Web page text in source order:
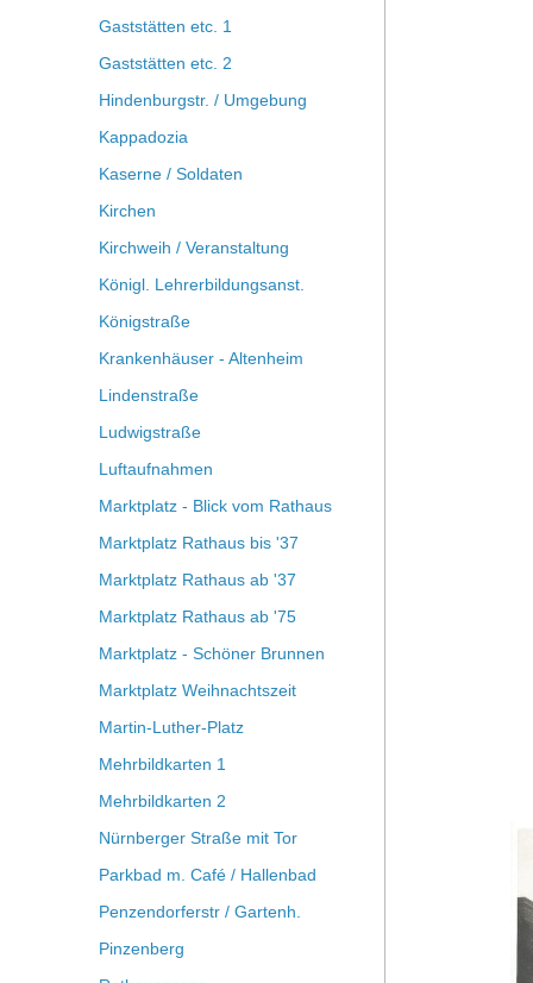
Gaststätten etc. 1
Gaststätten etc. 2
Hindenburgstr. / Umgebung
Kappadozia
Kaserne / Soldaten
Kirchen
Kirchweih / Veranstaltung
Königl. Lehrerbildungsanst.
Königstraße
Krankenhäuser - Altenheim
Lindenstraße
Ludwigstraße
Luftaufnahmen
Marktplatz - Blick vom Rathaus
Marktplatz Rathaus bis '37
Marktplatz Rathaus ab '37
Marktplatz Rathaus ab '75
Marktplatz - Schöner Brunnen
Marktplatz Weihnachtszeit
Martin-Luther-Platz
Mehrbildkarten 1
Mehrbildkarten 2
Nürnberger Straße mit Tor
Parkbad m. Café / Hallenbad
Penzendorferstr / Gartenh.
Pinzenberg